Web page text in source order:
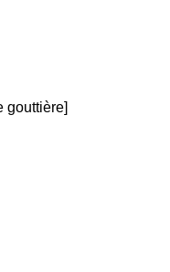
gouttière]